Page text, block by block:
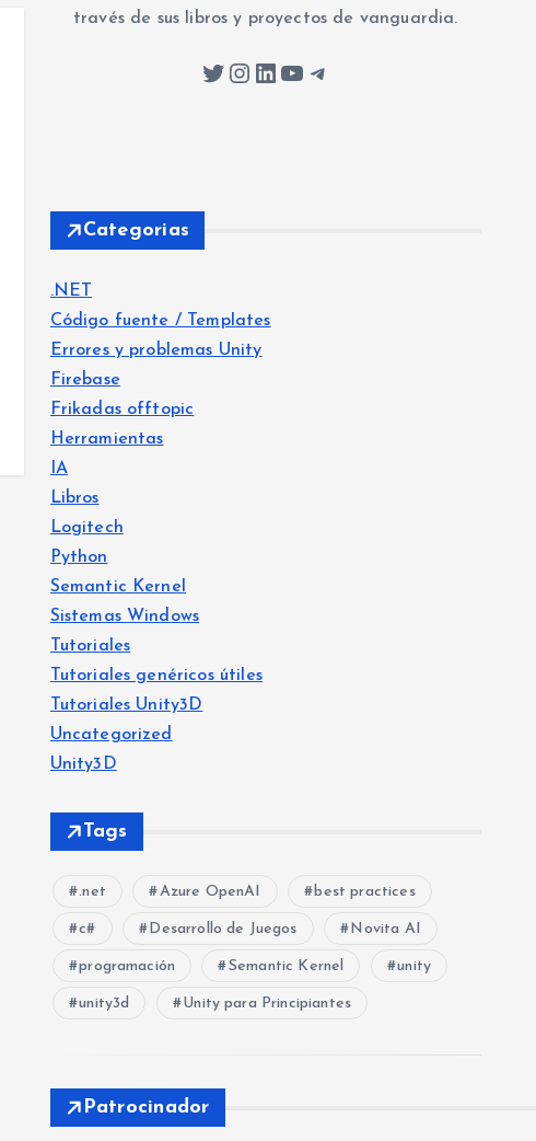
través de sus libros y proyectos de vanguardia.
Twitter Instagram LinkedIn YouTube Telegram
Categorias
.NET
Código fuente / Templates
Errores y problemas Unity
Firebase
Frikadas offtopic
Herramientas
IA
Libros
Logitech
Python
Semantic Kernel
Sistemas Windows
Tutoriales
Tutoriales genéricos útiles
Tutoriales Unity3D
Uncategorized
Unity3D
Tags
.net Azure OpenAI best practices
c# Desarrollo de Juegos Novita AI
programación Semantic Kernel unity
unity3d Unity para Principiantes
Patrocinador